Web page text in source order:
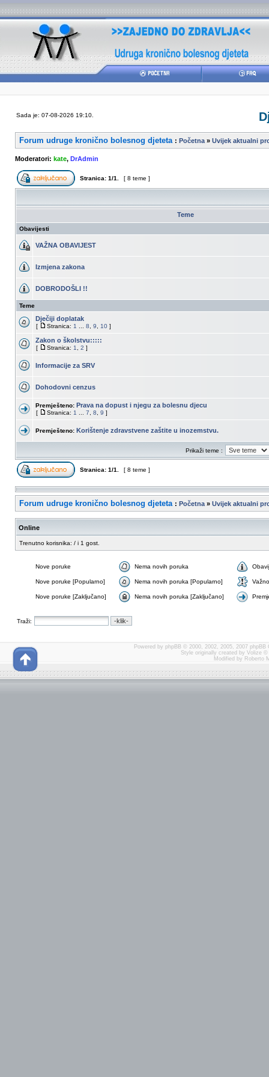
Sada je: 07-08-2026 19:10.
Forum udruge kronično bolesnog djeteta : Početna » Uvijek aktualni
Moderatori: kate, DrAdmin
Stranica: 1/1 [ 8 teme ]
Teme
Obavijesti
VAŽNA OBAVIJEST
Izmjena zakona
DOBRODOŠLI !!
Teme
Dječiji doplatak
[ Stranica: 1 8 9 10 ]
Zakon o školstvu:::::
[ Stranica: 1 2 ]
Informacije za SRV
Dohodovni cenzus
Premješteno: Prava na dopust i njegu za bolesnu djecu
[ Stranica: 1 7 8 9 ]
Premješteno: Korištenje zdravstvene zaštite u inozemstvu.
Prikaži teme :
Stranica: 1/1 [ 8 teme ]
Forum udruge kronično bolesnog djeteta : Početna » Uvijek aktualni
Online
Trenutno korisnika: / i 1 gost.
Nove poruke Nema novih poruka
Nove poruke [Popularno] Nema novih poruka [Popularno] Važno
Nove poruke [Zaključano] Nema novih poruka [Zaključano]
Traži:
Powered by phpBB © 2000, 2002, 2005, 2007 phpBB
Style originally created by Volize ©
Modified by Roberto